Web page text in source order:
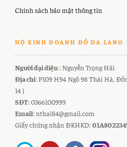
Chính sách bảo mật thông tin
HỘ KINH DOANH ĐỒ DA LANO
Người đại diện : Nguyễn Trọng Hải
Địa chỉ: P109 H94 Ngõ 98 Thái Hà,
14 )
SĐT: 0366100999
Email: nthai84@gmail.com
Giấy chứng nhận ĐKHKD: